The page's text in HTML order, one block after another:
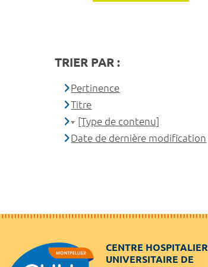
TRIER PAR :
Pertinence
Titre
[Type de contenu]
Date de dernière modification
CENTRE HOSPITALIER
UNIVERSITAIRE DE